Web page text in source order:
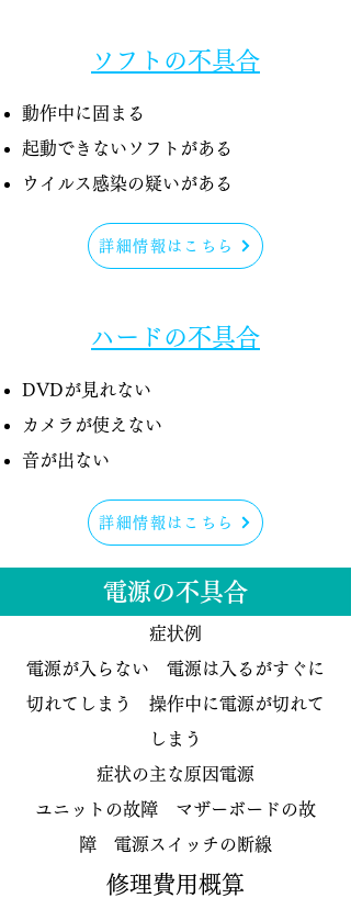
ソフトの不具合
動作中に固まる
起動できないソフトがある​
​ウイルス感染の疑いがある
詳細情報はこちら
ハードの不具合
DVDが見れない
カメラが使えない
音が出ない
詳細情報はこちら
電源の不具合
症状例
電源が入らない 電源は入るがすぐに
切れてしまう 操作中に電源が切れて
しまう
症状の主な原因電源
ユニットの故障 マザーボードの故
障 電源スイッチの断線
修理費用概算